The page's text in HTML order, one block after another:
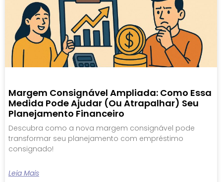
Margem Consignável Ampliada: Como Essa
Medida Pode Ajudar (ou Atrapalhar) Seu
Planejamento Financeiro
Descubra como a nova margem consignável pode
transformar seu planejamento com empréstimo
consignado!
Leia Mais